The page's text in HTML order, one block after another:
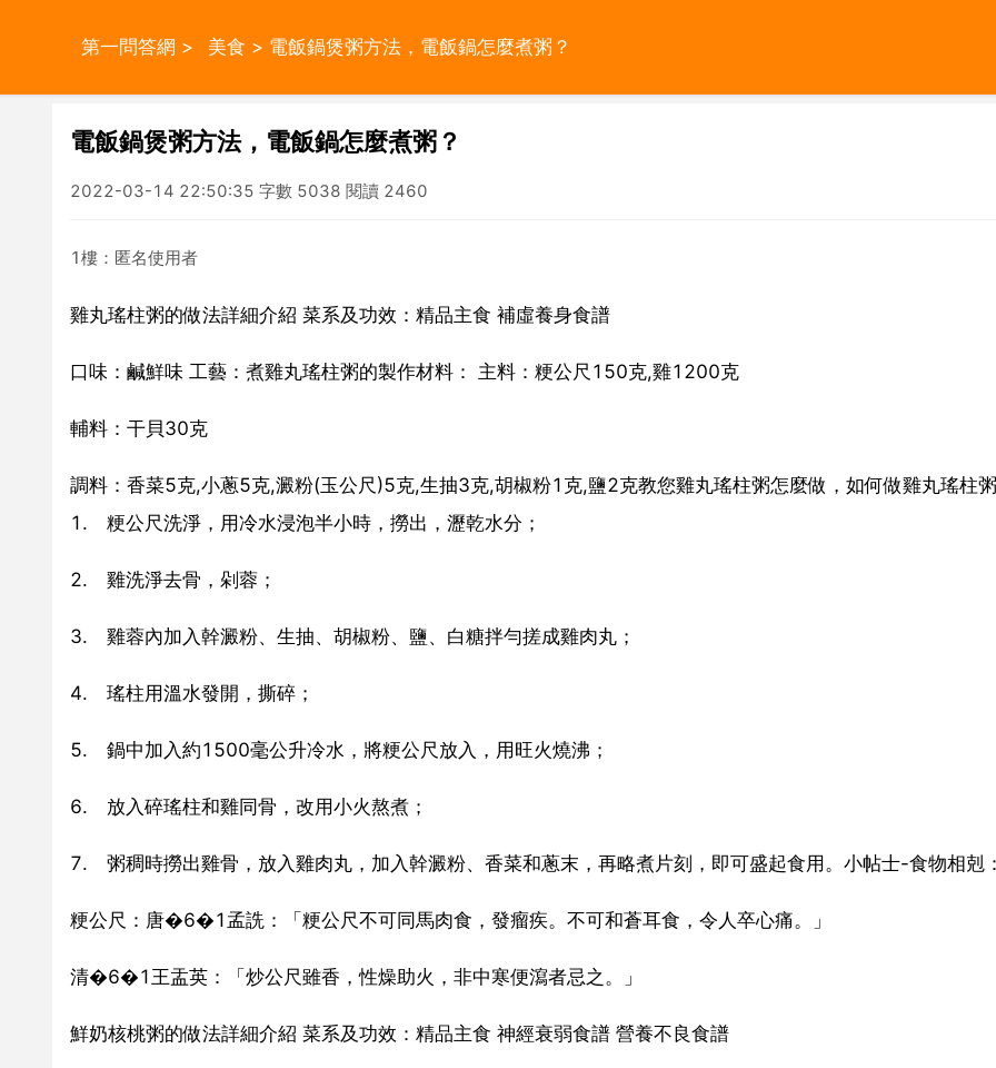
第一問答網 > 美食 > 電飯鍋煲粥方法，電飯鍋怎麼煮粥？
電飯鍋煲粥方法，電飯鍋怎麼煮粥？
2022-03-14 22:50:35 字數 5038 閱讀 2460
1樓：匿名使用者
雞丸瑤柱粥的做法詳細介紹 菜系及功效：精品主食 補虛養身食譜
口味：鹹鮮味 工藝：煮雞丸瑤柱粥的製作材料： 主料：粳公尺150克,雞1200克
輔料：干貝30克
調料：香菜5克,小蔥5克,澱粉(玉公尺)5克,生抽3克,胡椒粉1克,鹽2克教您雞丸瑤柱粥怎麼做，如何做雞丸瑤柱
1. 粳公尺洗淨，用冷水浸泡半小時，撈出，瀝乾水分；
2. 雞洗淨去骨，剁蓉；
3. 雞蓉內加入幹澱粉、生抽、胡椒粉、鹽、白糖拌勻搓成雞肉丸；
4. 瑤柱用溫水發開，撕碎；
5. 鍋中加入約1500毫公升冷水，將粳公尺放入，用旺火燒沸；
6. 放入碎瑤柱和雞同骨，改用小火熬煮；
7. 粥稠時撈出雞骨，放入雞肉丸，加入幹澱粉、香菜和蔥末，再略煮片刻，即可盛起食用。小帖士-食物相剋
粳公尺：唐�6�1孟詵：「粳公尺不可同馬肉食，發瘤疾。不可和蒼耳食，令人卒心痛。」
清�6�1王盂英：「炒公尺雖香，性燥助火，非中寒便瀉者忌之。」
鮮奶核桃粥的做法詳細介紹 菜系及功效：精品主食 神經衰弱食譜 營養不良食譜